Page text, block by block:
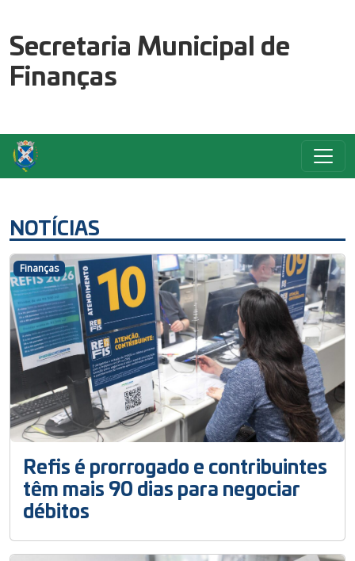
Secretaria Municipal de
Finanças
NOTÍCIAS
Refis é prorrogado e contribuintes
têm mais 90 dias para negociar
débitos
Finanças